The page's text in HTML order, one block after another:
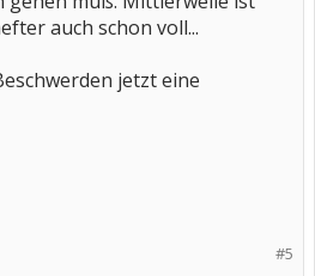
auch schon voll...
jetzt eine
#5